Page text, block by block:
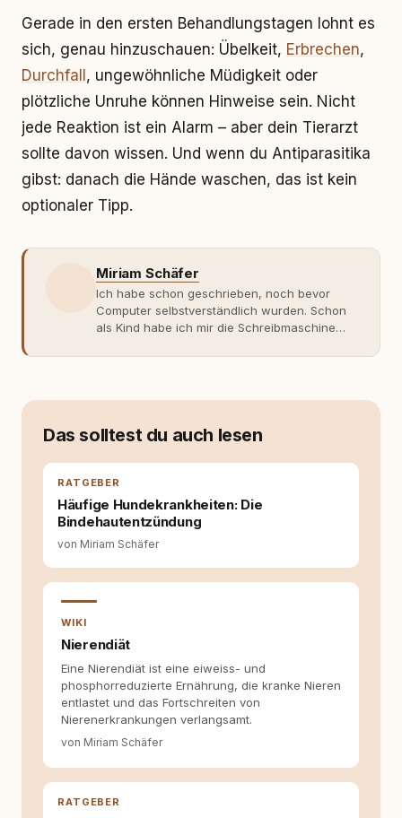
Gerade in den ersten Behandlungstagen lohnt es
sich, genau hinzuschauen: Übelkeit, Erbrechen,
Durchfall , ungewöhnliche Müdigkeit oder
plötzliche Unruhe können Hinweise sein. Nicht
jede Reaktion ist ein Alarm – aber dein Tierarzt
sollte davon wissen. Und wenn du Antiparasitika
gibst: danach die Hände waschen, das ist kein
optionaler Tipp.
Miriam Schäfer
Ich habe schon geschrieben, noch bevor
Computer selbstverständlich wurden. Schon
als Kind habe ich mir die Schreibmaschine
getippt: Geschichten, Beobachtungen,
weniger guten Erfahrungen. Umso mehr hat
erlebt habe, wie verantwortungsvoll und
bewusst gute Hundehaltung funktionieren
kann. Dieser Perspektivwechsel begleitet
meine Arbeit bis heute. Bei rundum.dog bin ich
als Content Managerin an vielen Stellen
beteiligt, an denen aus Ideen fertige Beiträge
werden. Ich recherchiere Themen, plane
Inhalte, schreibe Artikel, begleite Gastbeiträge
redaktionell, veröffentliche Texte und betreue
Welche Themen sind relevant? Welche
Fragen stehen dahinter? Und wie lassen sich
Inhalte so aufbereiten, dass sie verständlich,
fundiert und für unsere Leser wirklich
hilfreich sind? Ich glaube, dass Emotionen
allein nicht ausreichen. Gute Entscheidungen
Selbstreflexion und Bereitschaft zum
Texten möchte ich genau dazu beitragen.
Das solltest du auch lesen
RATGEBER
Häufige Hundekrankheiten: Die
Bindehautentzündung
von Miriam Schäfer
WIKI
Nierendiät
Eine Nierendiät ist eine eiweiss- und
phosphorreduzierte Ernährung, die kranke Nieren
entlastet und das Fortschreiten von
Nierenerkrankungen verlangsamt.
von Miriam Schäfer
RATGEBER